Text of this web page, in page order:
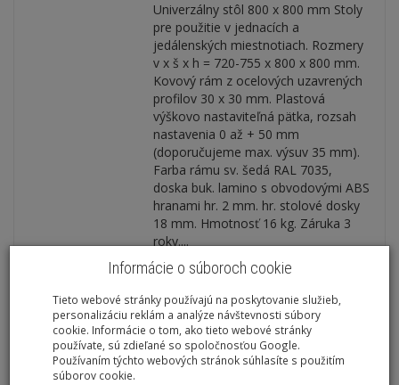
Univerzálny stôl 800 x 800 mm Stoly
pre použitie v jednacích a
jedálenských miestnotiach. Rozmery
v x š x h = 720-755 x 800 x 800 mm.
Kovový rám z ocelových uzavrených
profilov 30 x 30 mm. Plastová
výškovo nastaviteľná pätka, rozsah
nastavenia 0 až + 50 mm
(doporučujeme max. výsuv 35 mm).
Farba rámu sv. šedá RAL 7035,
doska buk. lamino s obvodovými ABS
hranami hr. 2 mm. hr. stolové dosky
18 mm. Hmotnosť 16 kg. Záruka 3
roky....
Univerzálny stôl 1200x800
Informácie o súboroch cookie
Tieto webové stránky používajú na poskytovanie služieb,
personalizáciu reklám a analýze návštevnosti súbory
cookie. Informácie o tom, ako tieto webové stránky
používate, sú zdieľané so spoločnosťou Google.
Používaním týchto webových stránok súhlasíte s použitím
súborov cookie.